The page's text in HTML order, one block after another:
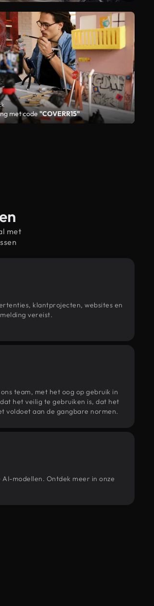
met code "COVERR15"
met
klantprojecten, websites en
vereist.
team, met het oog op gebruik in
het veilig te gebruiken is, dat het
voldoet aan de gangbare normen.
modellen. Ontdek meer in onze